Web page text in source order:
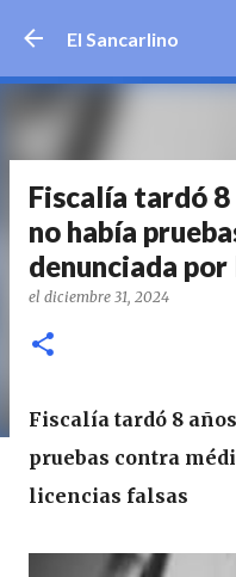
El Sancarlino
Fiscalía tardó 8
no había
denunciada
el diciembre 31, 2024
Fiscalía tardó 8
pruebas contra
licencias falsas